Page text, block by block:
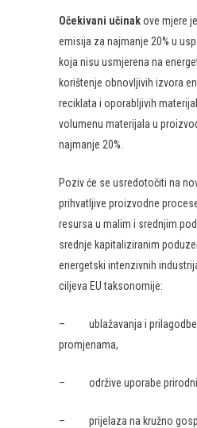
Očekivani učinakove mjere
emisija za najmanje 20% u
koja nisu usmjerena na
korištenje obnovljivih izvora
reciklata i oporabljivih
volumenu materijala u
najmanje 20%.
Poziv će se usredotočiti na
prihvatljive proizvodne
resursa u malim i srednjim
srednje kapitaliziranim
energetski intenzivnih
ciljeva EU taksonomije:
– ublažavanja i prilagodbe
promjenama,
– održive uporabe
– prijelaza na kružno